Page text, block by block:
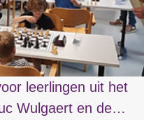
leerlingen uit het
Wulgaert en de